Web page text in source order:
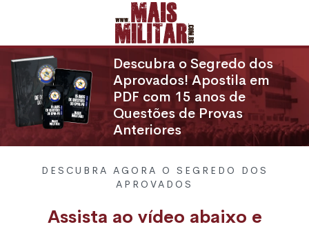
Descubra o Segredo dos
Aprovados! Apostila em
PDF com 15 anos de
Questões de Provas
Anteriores
DESCUBRA AGORA O SEGREDO DOS
APROVADOS
Assista ao vídeo abaixo e